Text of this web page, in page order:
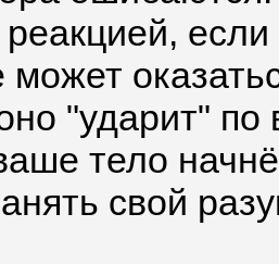
может
"ударит"
тело
свой